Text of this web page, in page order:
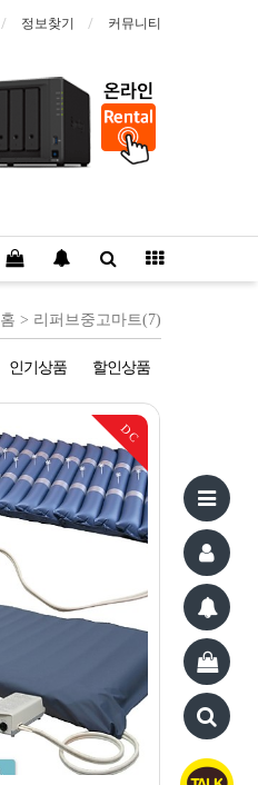
정보찾기 커뮤니티
홈 > 리퍼브중고마트(7)
인기상품 할인상품
DC